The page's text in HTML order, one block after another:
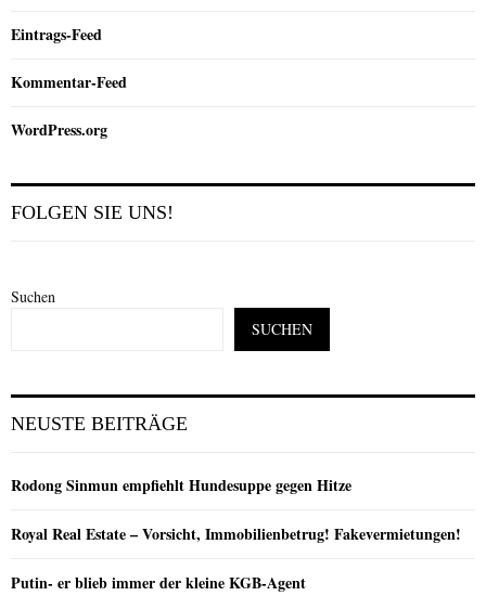
Eintrags-Feed
Kommentar-Feed
WordPress.org
FOLGEN SIE UNS!
Suchen
SUCHEN
NEUSTE BEITRÄGE
Rodong Sinmun empfiehlt Hundesuppe gegen Hitze
Royal Real Estate – Vorsicht, Immobilienbetrug! Fakevermietungen!
Putin- er blieb immer der kleine KGB-Agent